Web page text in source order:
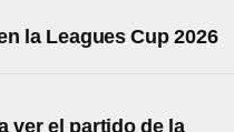
la Leagues Cup 2026
ver el partido de la